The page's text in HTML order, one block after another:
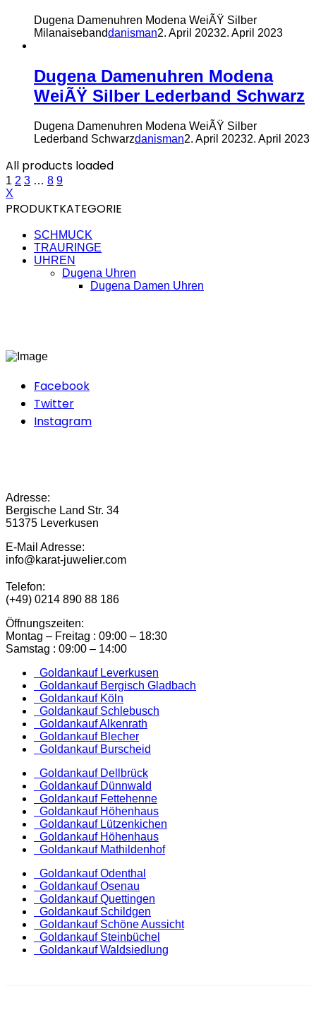
Dugena Damenuhren Modena WeiÃŸ Silber
Milanaisebanddanisman2. April 20232. April 2023
Dugena Damenuhren Modena
WeiÃŸ Silber Lederband Schwarz
Dugena Damenuhren Modena WeiÃŸ Silber
Lederband Schwarzdanisman2. April 20232. April 2023
All products loaded
1 2 3 … 8 9
X
PRODUKTKATEGORIE
SCHMUCK
TRAURINGE
UHREN
Dugena Uhren
Dugena Damen Uhren
Facebook
Twitter
Instagram
Adresse:
Bergische Land Str. 34
51375 Leverkusen
E-Mail Adresse:
info@karat-juwelier.com
Telefon:
(+49) 0214 890 88 186
Öffnungszeiten:
Montag – Freitag : 09:00 – 18:30
Samstag : 09:00 – 14:00
Goldankauf Leverkusen
Goldankauf Bergisch Gladbach
Goldankauf Köln
Goldankauf Schlebusch
Goldankauf Alkenrath
Goldankauf Blecher
Goldankauf Burscheid
Goldankauf Dellbrück
Goldankauf Dünnwald
Goldankauf Fettehenne
Goldankauf Höhenhaus
Goldankauf Lützenkichen
Goldankauf Höhenhaus
Goldankauf Mathildenhof
Goldankauf Odenthal
Goldankauf Osenau
Goldankauf Quettingen
Goldankauf Schildgen
Goldankauf Schöne Aussicht
Goldankauf Steinbüchel
Goldankauf Waldsiedlung